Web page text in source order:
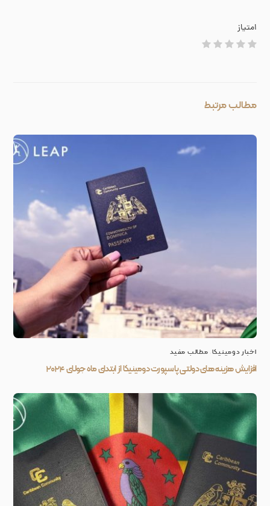
امتیاز
مطالب مرتبط
اخبار دومینیکا مطالب مفید
افزایش هزینه های دولتی پاسپورت دومینیکا از ابتدای ماه جولای ۲۰۲۴